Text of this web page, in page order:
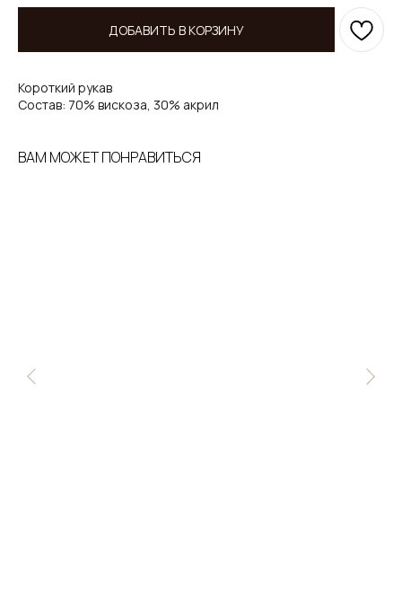
ДОБАВИТЬ В КОРЗИНУ
Короткий рукав
Состав: 70% вискоза, 30% акрил
ВАМ МОЖЕТ ПОНРАВИТЬСЯ